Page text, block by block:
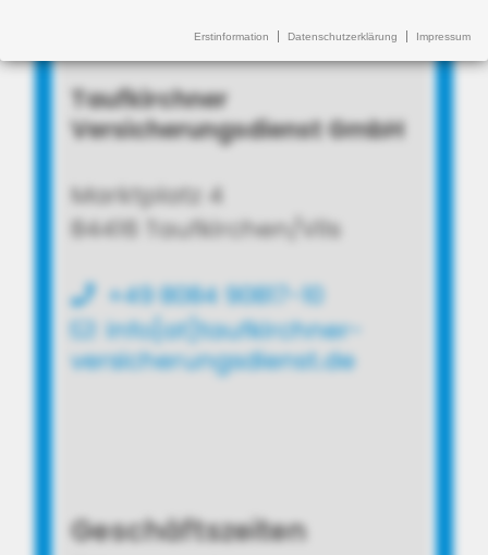
Erstinformation Datenschutzerklärung Impressum
Taufkirchner
Versicherungsdienst GmbH
Marktplatz 4
84416 Taufkirchen/Vils
+49 8084 90817-10
info[at]taufkirchner-
versicherungsdienst.de
Geschäftszeiten